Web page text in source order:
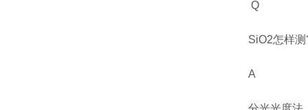
Q
SiO2怎样测
A